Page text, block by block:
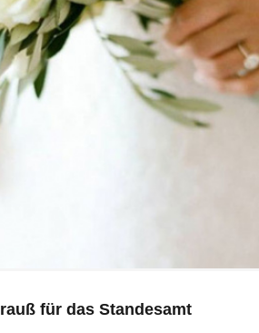
für das Standesamt